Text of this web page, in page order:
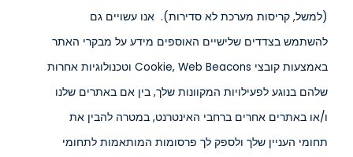
(למשל, קריסות מערכת לא סדירות). אנו עשויים גם
להשתמש בצדדים שלישיים האוספים מידע על מבקרי האתר
באמצעות קובצי Cookie, Web Beacons וטכנולוגיות אחרות
שלהם בנוגע לפעילויות המקוונות שלך, בין אם באתרים שלנו
ו/או באתרים אחרים ברחבי האינטרנט, במטרה להבין את
תחומי העניין שלך ולספק לך פרסומות המותאמות לתחומי